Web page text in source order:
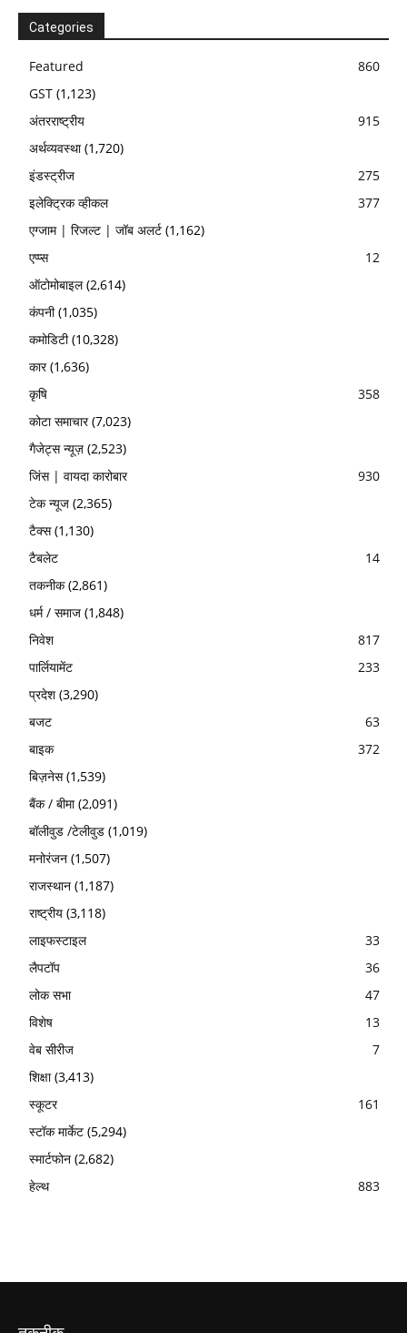
Categories
Featured
860
GST (1,123)
अंतरराष्ट्रीय
915
अर्थव्यवस्था(1,720)
इंडस्ट्रीज
275
इलेक्ट्रिक व्हीकल
377
एग्जाम | रिजल्ट | जॉब अलर्ट (1,162)
एप्प्स
12
ऑटोमोबाइल(2,614)
कंपनी(1,035)
कमोडिटी(10,328)
कार(1,636)
कृषि
358
कोटा समाचार(7,023)
गैजेट्स न्यूज़ (2,523)
जिंस | वायदा कारोबार
930
टेक न्यूज (2,365)
टैक्स(1,130)
टैबलेट
14
तकनीक(2,861)
धर्म / समाज (1,848)
निवेश
817
पार्लियामेंट
233
प्रदेश(3,290)
बजट
63
बाइक
372
बिज़नेस(1,539)
बैंक / बीमा(2,091)
बॉलीवुड /टेलीवुड (1,019)
मनोरंजन (1,507)
राजस्थान (1,187)
राष्ट्रीय (3,118)
लाइफस्टाइल
33
लैपटॉप
36
लोक सभा
47
विशेष
13
वेब सीरीज
7
शिक्षा(3,413)
स्कूटर
161
स्टॉक मार्केट (5,294)
स्मार्टफोन (2,682)
हेल्थ
883